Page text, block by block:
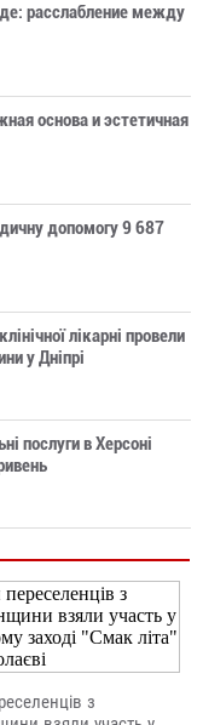
расслабление между
основа и эстетичная
допомогу 9 687
лікарні провели
у Дніпрі
послуги в Херсоні
з